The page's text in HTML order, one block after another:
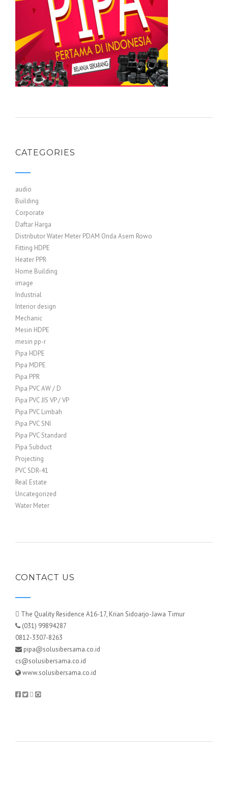
CATEGORIES
audio
Building
Corporate
Daftar Harga
Distributor Water Meter PDAM Onda Asem Rowo
Fitting HDPE
Heater PPR
Home Building
image
Industrial
Interior design
Mechanic
Mesin HDPE
mesin pp-r
Pipa HDPE
Pipa MDPE
Pipa PPR
Pipa PVC AW / D
Pipa PVC JIS VP / VP
Pipa PVC Limbah
Pipa PVC SNI
Pipa PVC Standard
Pipa Subduct
Projecting
PVC SDR-41
Real Estate
Uncategorized
Water Meter
CONTACT US
The Quality Residence A16-17, Krian Sidoarjo-Jawa Timur
(031) 99894287
0812-3307-8263
pipa@solusibersama.co.id
cs@solusibersama.co.id
www.solusibersama.co.id